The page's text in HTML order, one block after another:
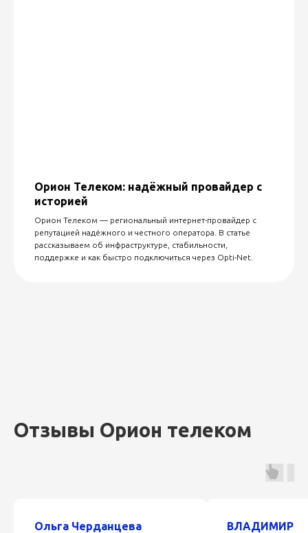
Орион Телеком: надёжный провайдер с
историей
Орион Телеком — региональный интернет-провайдер с
репутацией надёжного и честного оператора. В статье
рассказываем об инфраструктуре, стабильности,
поддержке и как быстро подключиться через Opti-Net.
Отзывы Орион телеком
Ольга Черданцева
ВЛАДИМИР